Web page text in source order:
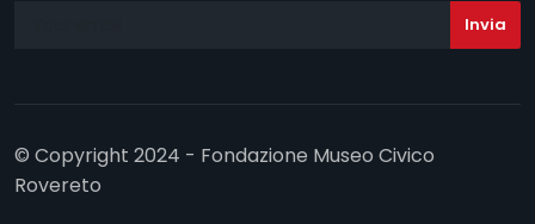
© Copyright 2024 - Fondazione Museo Civico
Rovereto